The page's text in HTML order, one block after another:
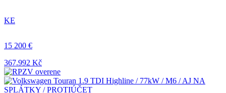
KE
15 200 €
367.992 Kč